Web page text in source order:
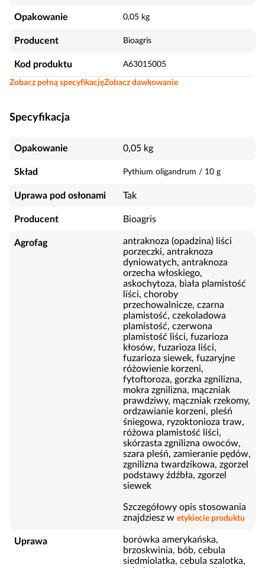
Opakowanie 0,05 kg
Producent Bioagris
Kod produktu A63015005
Zobacz pełną specyfikacjęZobacz dawkowanie
Specyfikacja
Opakowanie 0,05 kg
Skład Pythium oligandrum / 10 g
Uprawa pod osłonami Tak
Producent Bioagris
Agrofag
antraknoza (opadzina) liści
porzeczki, antraknoza
dyniowatych, antraknoza
orzecha włoskiego,
askochytoza, biała plamistość
liści, choroby
przechowalnicze, czarna
plamistość, czekoladowa
plamistość, czerwona
plamistość liści, fuzarioza
kłosów, fuzarioza liści,
fuzarioza siewek, fuzaryjne
różowienie korzeni,
fytoftoroza, gorzka zgnilizna,
mokra zgnilizna, mączniak
prawdziwy, mączniak rzekomy,
ordzawianie korzeni, pleśń
śniegowa, ryzoktonioza traw,
różowa plamistość liści,
skórzasta zgnilizna owoców,
szara pleśń, zamieranie pędów,
zgnilizna twardzikowa, zgorzel
podstawy źdźbła, zgorzel
siewek
Szczegółowy opis stosowania
znajdziesz w etykiecie produktu
Uprawa
borówka amerykańska,
brzoskwinia, bób, cebula
siedmiolatka, cebula szalotka,